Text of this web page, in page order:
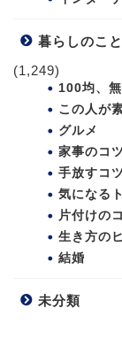
暮らしのこと
(1,249)
100均、
この人が
グルメ
家事のコツ
手放すコツ
気になる
片付けの
生き方の
結婚
未分類